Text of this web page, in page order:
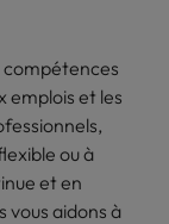
compétences
emplois et les
ou à
et en
vous aidons à